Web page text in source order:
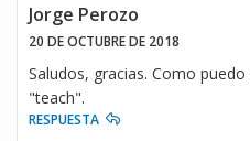
Jorge Perozo
20 DE OCTUBRE DE 2018
Saludos, gracias. Como
"teach".
RESPUESTA